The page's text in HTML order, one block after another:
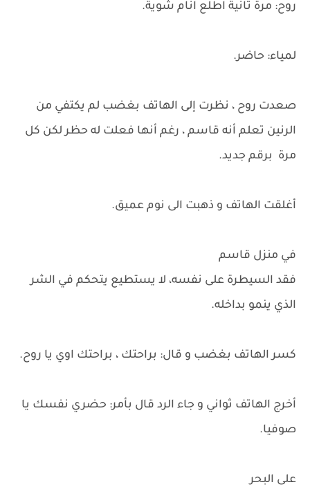
روح: مرة تانية اطلع انام شوية.
لمياء: حاضر.
صعدت روح ، نظرت إلى الهاتف بغضب لم يكتفي من
الرنين تعلم أنه قاسم ، رغم أنها فعلت له حظر لكن كل
مرة برقم جديد.
أغلقت الهاتف و ذهبت الى نوم عميق.
في منزل قاسم
فقد السيطرة على نفسه، لا يستطيع يتحكم في الشر
الذي ينمو بداخله.
كسر الهاتف بغضب و قال: براحتك ، براحتك اوي يا روح.
أخرج الهاتف ثواني و جاء الرد قال بأمر: حضري نفسك يا
صوفيا.
على البحر